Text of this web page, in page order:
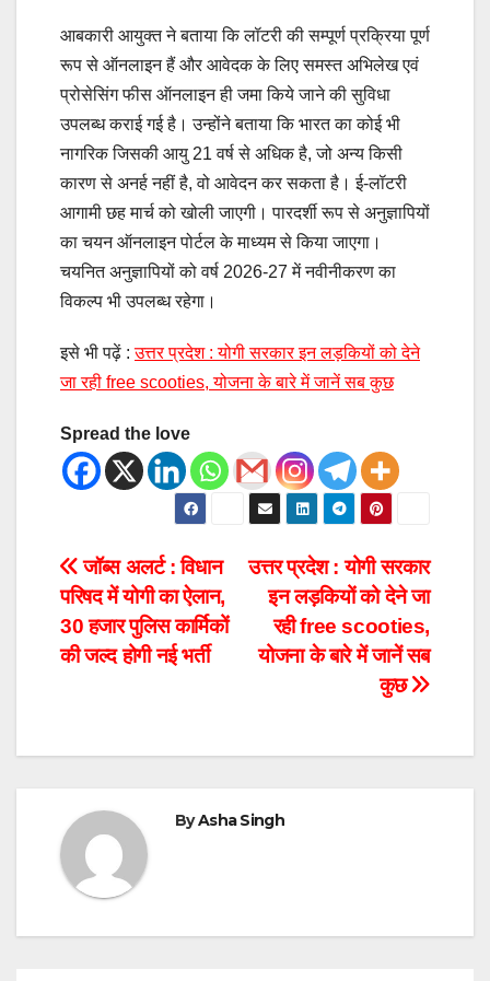
आबकारी आयुक्त ने बताया कि लॉटरी की सम्पूर्ण प्रक्रिया पूर्ण
रूप से ऑनलाइन हैं और आवेदक के लिए समस्त अभिलेख एवं
प्रोसेसिंग फीस ऑनलाइन ही जमा किये जाने की सुविधा
उपलब्ध कराई गई है। उन्होंने बताया कि भारत का कोई भी
नागरिक जिसकी आयु 21 वर्ष से अधिक है, जो अन्य किसी
कारण से अनर्ह नहीं है, वो आवेदन कर सकता है। ई-लॉटरी
आगामी छह मार्च को खोली जाएगी। पारदर्शी रूप से अनुज्ञापियों
का चयन ऑनलाइन पोर्टल के माध्यम से किया जाएगा।
चयनित अनुज्ञापियों को वर्ष 2026-27 में नवीनीकरण का
विकल्प भी उपलब्ध रहेगा।
इसे भी पढ़ें :उत्तर प्रदेश : योगी सरकार इन लड़कियों को देने
जा रही free scooties, योजना के बारे में जानें सब कुछ
Spread the love
उत्तर प्रदेश : योगी सरकार
इन लड़कियों को देने जा
रही free scooties,
योजना के बारे में जानें सब
कुछ
जॉब्स अलर्ट : विधान
परिषद में योगी का ऐलान,
30 हजार पुलिस कार्मिकों
की जल्द होगी नई भर्ती
ByAsha Singh